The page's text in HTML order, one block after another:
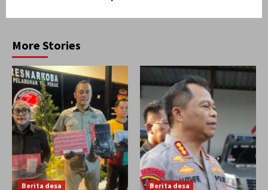
More Stories
Berita desa Berita desa